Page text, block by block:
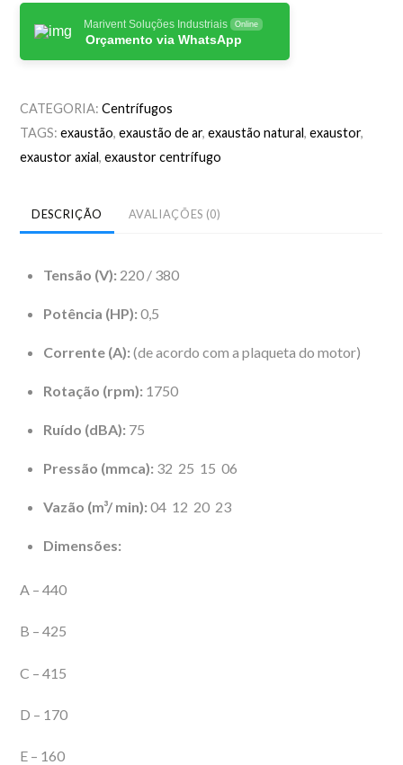
Marivent Soluções Industriais Online
Orçamento via WhatsApp
CATEGORIA:Centrífugos
TAGS:exaustão,exaustão de ar,exaustão natural,exaustor,
exaustor axial,exaustor centrífugo
DESCRIÇÃO AVALIAÇÕES (0)
Tensão (V): 220 / 380
Potência (HP): 0,5
Corrente (A): (de acordo com a plaqueta do motor)
Rotação (rpm): 1750
Ruído (dBA): 75
Pressão (mmca): 32 25 15 06
Vazão (m³/ min): 04 12 20 23
Dimensões:
A – 440
B – 425
C – 415
D – 170
E – 160